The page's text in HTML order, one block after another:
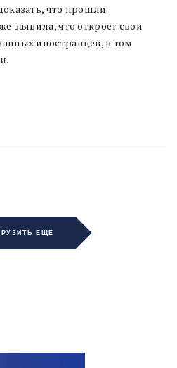
что прошли
заявила, что откроет свои
иностранцев, в том
ЕЩЁ